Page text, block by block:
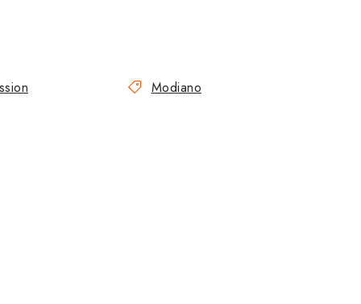
Modiano